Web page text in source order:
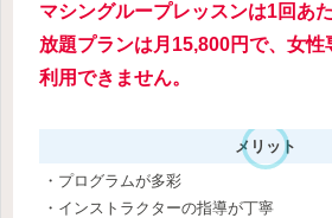
マシングループレッスンは1回あ
放題プランは月15,800円で、女性
利用できません。
メリット
・プログラムが多彩
・インストラクターの指導が丁寧